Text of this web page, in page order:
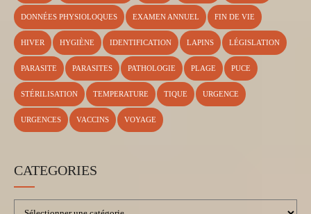
DONNÉES PHYSIOLOQUES EXAMEN ANNUEL FIN DE VIE
HIVER HYGIÈNE IDENTIFICATION LAPINS LÉGISLATION
PARASITE PARASITES PATHOLOGIE PLAGE PUCE
STÉRILISATION TEMPERATURE TIQUE URGENCE
URGENCES VACCINS VOYAGE
CATEGORIES